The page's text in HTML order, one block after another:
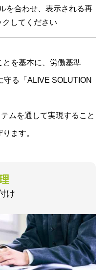
を合わせ、表示される再
してください
を基本に、 労働基準
る「ALIVE SOLUTION
ムを通して実現すること
ます。
け